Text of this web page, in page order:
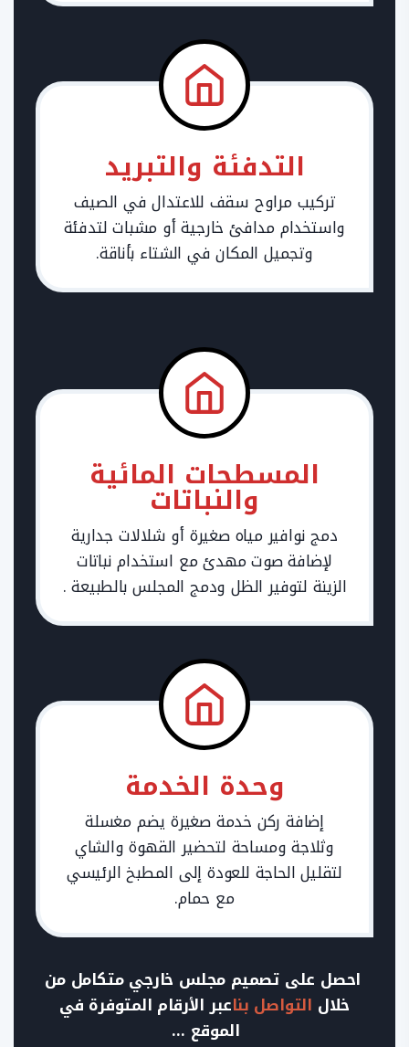
التدفئة والتبريد
تركيب مراوح سقف للاعتدال في الصيف
واستخدام مدافئ خارجية أو مشبات لتدفئة
وتجميل المكان في الشتاء بأناقة.
المسطحات المائية
والنباتات
دمج نوافير مياه صغيرة أو شلالات جدارية
لإضافة صوت مهدئ مع استخدام نباتات
الزينة لتوفير الظل ودمج المجلس بالطبيعة .
وحدة الخدمة
إضافة ركن خدمة صغيرة يضم مغسلة
وثلاجة ومساحة لتحضير القهوة والشاي
لتقليل الحاجة للعودة إلى المطبخ الرئيسي
مع حمام.
احصل على تصميم مجلس خارجي متكامل من
خلال التواصل بناعبر الأرقام المتوفرة في
الموقع …